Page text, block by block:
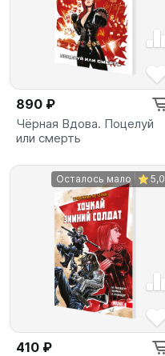
890 ₽
Чёрная Вдова. Поцелуй
или смерть
Осталось мало 5,0
410 ₽